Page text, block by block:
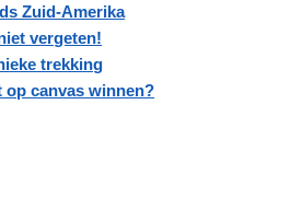
Zuid-Amerika
vergeten!
trekking
op canvas winnen?